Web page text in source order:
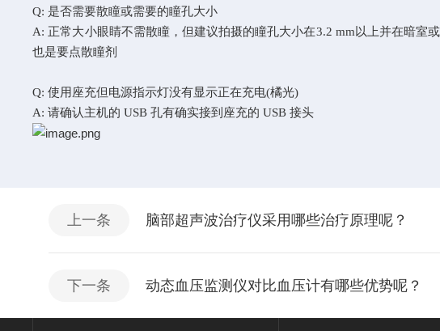
Q: 是否需要散瞳或需要的瞳孔大小
A: 正常大小眼睛不需散瞳，但建议拍摄的瞳孔大小在3.2 mm以上并在暗室或
也是要点散瞳剂
Q: 使用座充但电源指示灯没有显示正在充电(橘光)
A: 请确认主机的 USB 孔有确实接到座充的 USB 接头
上一条 脑部超声波治疗仪采用哪些治疗原理呢？
下一条 动态血压监测仪对比血压计有哪些优势呢？